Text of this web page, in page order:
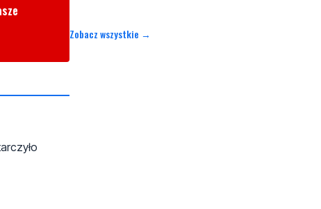
Zobacz wszystkie →